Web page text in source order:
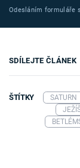
Odesláním formuláře
SDÍLEJTE ČLÁNEK
ŠTÍTKY SATURN